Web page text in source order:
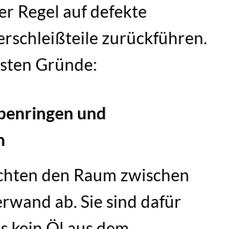
Regel auf defekte
zurückführen.
Gründe:
und
den Raum zwischen
ab. Sie sind dafür